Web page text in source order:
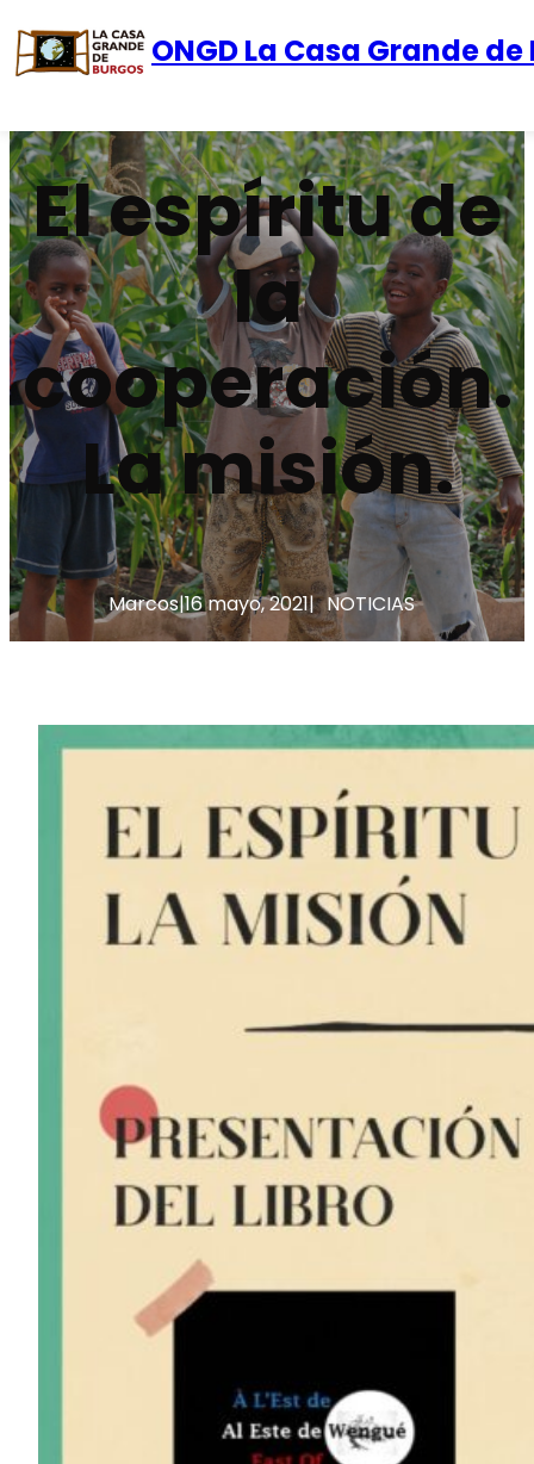
al
contenido
ONGD La Casa Grande
El espíritu de
la
cooperación.
La misión.
Marcos|16 mayo, 2021| NOTICIAS